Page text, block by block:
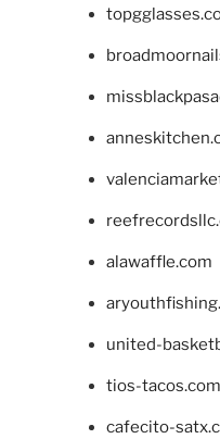
alawaffle.com
united-
tios-tacos.com
cafecito-